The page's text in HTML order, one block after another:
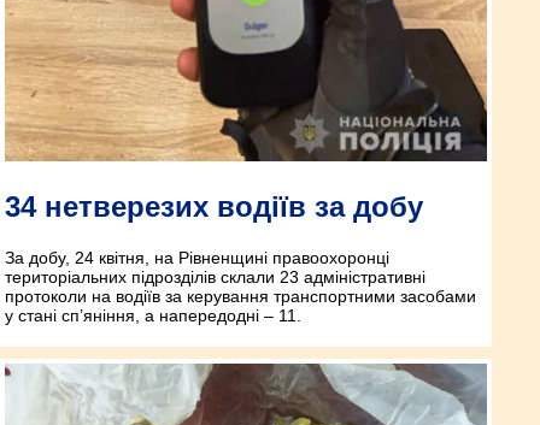
34 нетверезих водіїв за добу
За добу, 24 квітня, на Рівненщині правоохоронці
територіальних підрозділів склали 23 адміністративні
протоколи на водіїв за керування транспортними засобами
у стані сп’яніння, а напередодні – 11.